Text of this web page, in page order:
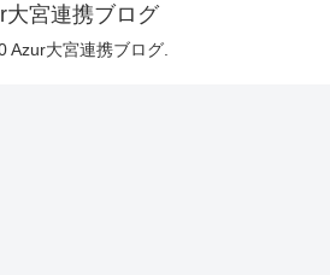
大宮連携ブログ
Azur大宮連携ブログ.